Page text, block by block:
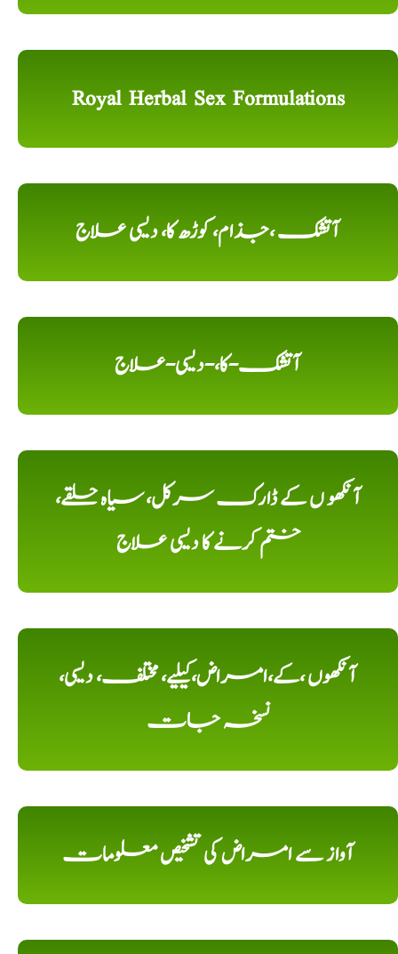
Royal Herbal Sex Formulations
آتشک ،جذام، کوڑھ کا، دیسی علاج
آتشک-کا،-دیسی-علاج
آنکھو ں کے ڈارک سرکل، سیاہ حلقے،
ختم کرنے کا دیسی علاج
آنکھوں ،کے،امراض،کیلیے، مختلف، دیسی،
نسخہ جات
آواز سے امراض کی تشخیص معلومات